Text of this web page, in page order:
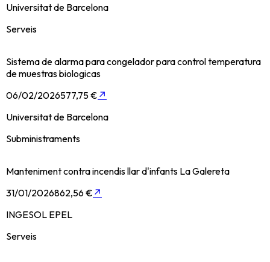
Universitat de Barcelona
Serveis
Sistema de alarma para congelador para control temperatura
de muestras biologicas
06/02/2026577,75 € ↗
Universitat de Barcelona
Subministraments
Manteniment contra incendis llar d'infants La Galereta
31/01/2026862,56 € ↗
INGESOL EPEL
Serveis